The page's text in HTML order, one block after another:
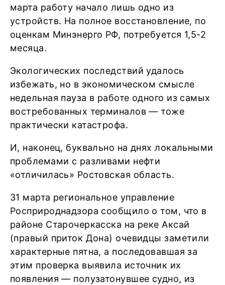
марта работу начало лишь одно из
устройств. На полное восстановление, по
оценкам Минэнерго РФ, потребуется 1,5-2
месяца.
Экологических последствий удалось
избежать, но в экономическом смысле
недельная пауза в работе одного из самых
востребованных терминалов — тоже
практически катастрофа.
И, наконец, буквально на днях локальными
проблемами с разливами нефти
«отличилась» Ростовская область.
31 марта региональное управление
Росприроднадзора сообщило о том, что в
районе Старочеркасска на реке Аксай
(правый приток Дона) очевидцы заметили
характерные пятна, а последовавшая за
этим проверка выявила источник их
появления — полузатонувшее судно, из